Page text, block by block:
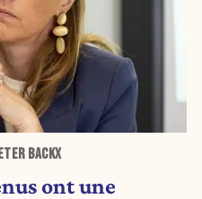
BACKX
ont une